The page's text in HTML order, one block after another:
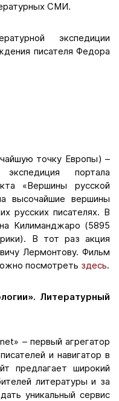
СМИ.
экспедиции
писателя Федора
точку Европы) –
портала
«Вершины русской
высочайшие вершины
русских писателях. В
Килиманджаро (5895
В тот раз акция
Лермонтову. Фильм
посмотреть здесь.
Литературный
– первый агрегатор
и навигатор в
предлагает широкий
литературы и за
уникальный сервис